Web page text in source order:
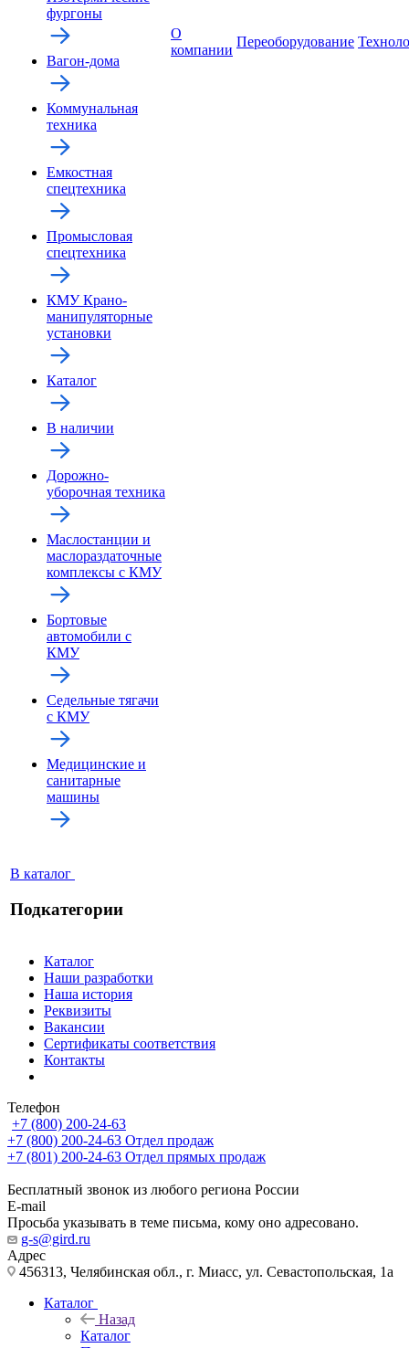
фургоны
Вагон-дома
Коммунальная
техника
Емкостная
спецтехника
Промысловая
спецтехника
КМУ Крано-
манипуляторные
установки
Каталог
В наличии
Дорожно-
уборочная техника
Маслостанции и
маслораздаточные
комплексы с КМУ
Бортовые
автомобили с
КМУ
Седельные тягачи
с КМУ
Медицинские и
санитарные
машины
В каталог
Подкатегории
О
компании
Переоборудование
Каталог
Наши разработки
Наша история
Реквизиты
Вакансии
Сертификаты соответствия
Контакты
Телефон
+7 (800) 200-24-63
+7 (800) 200-24-63 Отдел продаж
+7 (801) 200-24-63 Отдел прямых продаж
Бесплатный звонок из любого региона России
E-mail
Просьба указывать в теме письма, кому оно адресовано.
g-s@gird.ru
Адрес
456313, Челябинская обл., г. Миасс, ул. Севастопольская, 1а
Каталог
Назад
Каталог